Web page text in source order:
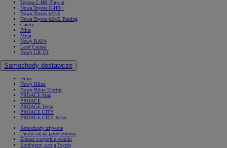
Toyota C-HR Plug-in
Nowa Toyota C-HR+
Nowa Toyota bZ4X
Nowa Toyota bZ4X Touring
Camry
Prius
Mirai
Nowy RAV4
Land Cruiser
Nowy GR GT
Samochody dostawcze
Hilux
Nowy Hilux
Nowy Hilux Electric
PROACE Max
PROACE
PROACE Verso
PROACE CITY
PROACE CITY Verso
Samochody używane
Umów się na jazdę testową
Zobacz wszystkie cenniki
Konfiguruj swoją Toyotę